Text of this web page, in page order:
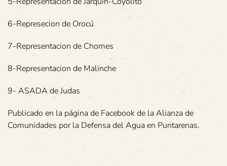
6-Represecion de Orocú
7-Representacion de Chomes
8-Representacion de Malinche
9- ASADA de Judas
Publicado en la página de Facebook de la Alianza de
Comunidades por la Defensa del Agua en Puntarenas.